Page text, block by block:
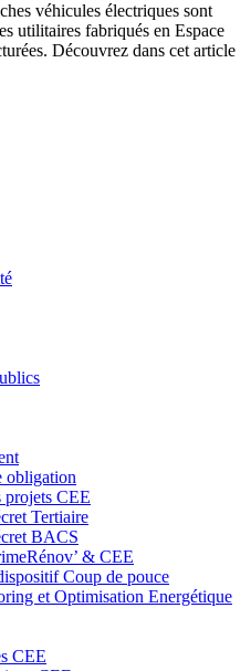
véhicules électriques sont
utilitaires fabriqués en Espace
Découvrez dans cet article
obligation
projets CEE
Tertiaire
BACS
& CEE
Coup de pouce
et Optimisation Energétique
CEE